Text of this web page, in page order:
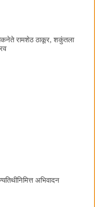
रामशेठ ठाकूर, शकुंतला
अभिवादन